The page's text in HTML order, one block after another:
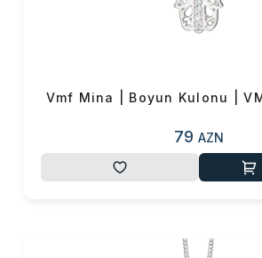
Vmf Mina | Boyun Kulonu |
79 AZN